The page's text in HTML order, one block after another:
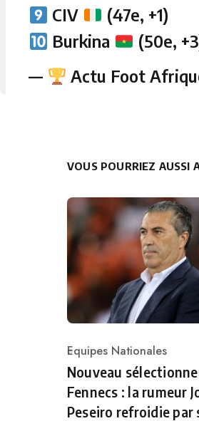
CIV
(47e, +1)
Burkina
(50e,
—
Actu Foot
VOUS POURRIEZ AUSSI
Category
Equipes Nationales
Nouveau
Fennecs : la rumeur
Peseiro refroidie par